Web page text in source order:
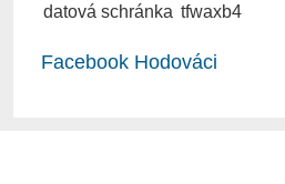
datová schránka tfwaxb4
Facebook Hodováci